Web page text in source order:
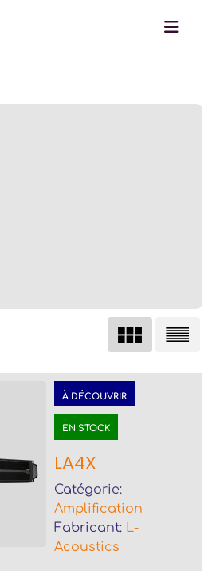
À DÉCOUVRIR
EN STOCK
LA4X
Catégorie:
Amplification
Fabricant: L-
Acoustics